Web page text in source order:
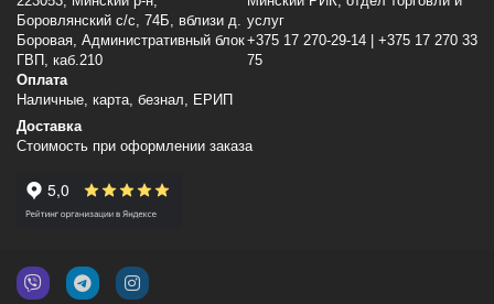
Боровлянский с/с, 74Б, вблизи д.
Боровая, Административный блок
ГВП, каб.210
услуг
+375 17 270-29-14 | +375 17 270 33
75
Оплата
Наличные, карта, безнал, ЕРИП
Доставка
Стоимость при оформлении заказа